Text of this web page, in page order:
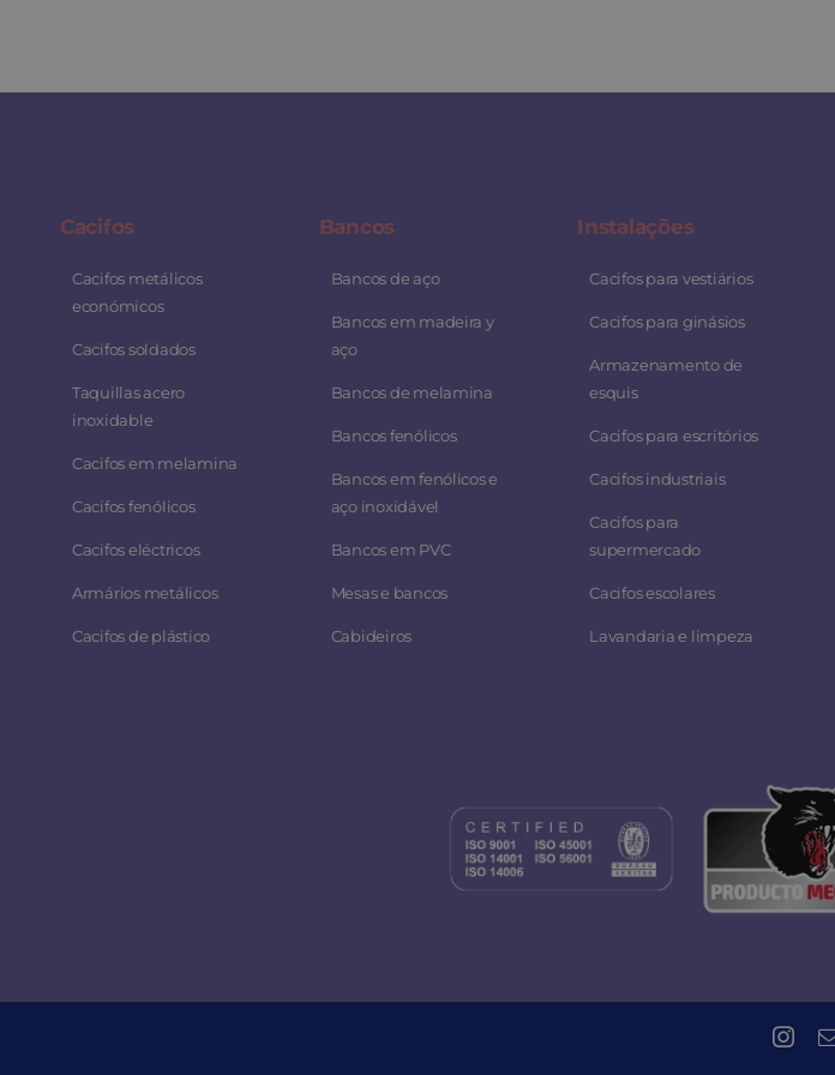
Cacifos
Cacifos metálicos
económicos
Cacifos soldados
Taquillas acero
inoxidable
Cacifos em melamina
Cacifos fenólicos
Cacifos eléctricos
Armários metálicos
Cacifos de plástico
Bancos
Bancos de aço
Bancos em madeira y
aço
Bancos de melamina
Bancos fenólicos
Bancos em fenólicos e
aço inoxidável
Bancos em PVC
Mesas e bancos
Cabideiros
Instalações
Cacifos para vestiários
Cacifos para ginásios
Armazenamento de
esquis
Cacifos para escritórios
Cacifos industriais
Cacifos para
supermercado
Cacifos escolares
Lavandaria e limpeza